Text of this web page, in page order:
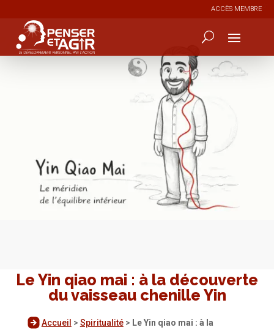
ACCÈS MEMBRE
Le Yin qiao mai : à la découverte
du vaisseau chenille Yin
Accueil > Spiritualité> Le Yin qiao mai : à la